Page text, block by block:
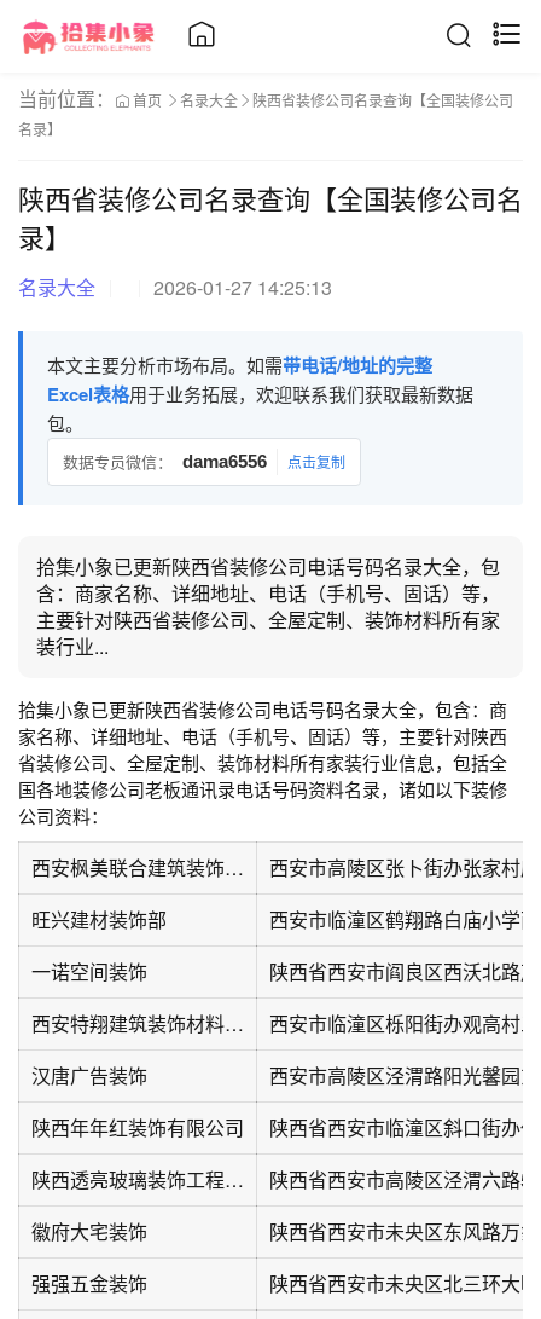
当前位置： 首页 名录大全
陕西省装修公司名录查询【全国装修公司
名录】
陕西省装修公司名录查询【全国装修公司名
录】
名录大全 2026-01-27 14:25:13
本文主要分析市场布局。如需带电话/地址的完整
Excel表格用于业务拓展，欢迎联系我们获取最新数据
包。
数据专员微信： dama6556 点击复制
拾集小象已更新陕西省装修公司电话号码名录大全，包
含：商家名称、详细地址、电话（手机号、固话）等，
主要针对陕西省装修公司、全屋定制、装饰材料所有家
装行业...
拾集小象已更新陕西省装修公司电话号码名录大全，包含：商
家名称、详细地址、电话（手机号、固话）等，主要针对陕西
省装修公司、全屋定制、装饰材料所有家装行业信息，包括全
国各地装修公司老板通讯录电话号码资料名录，诸如以下装修
公司资料：
西安枫美联合建筑装饰材料有限公司
西安市高陵区张卜街办张家村
旺兴建材装饰部
西安市临潼区鹤翔路白庙小学
一诺空间装饰
西安特翔建筑装饰材料有限公司
西安市临潼区栎阳街办观高村
汉唐广告装饰
西安市高陵区泾渭路阳光馨园
陕西年年红装饰有限公司
陕西透亮玻璃装饰工程有限公司
陕西省西安市高陵区泾渭六路
徽府大宅装饰
陕西省西安市未央区东风路万
强强五金装饰